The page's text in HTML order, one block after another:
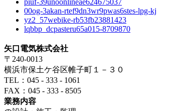
00og-3akan-rtef9dn3wr9pwas6stes-lpg-kj
yz2_57webike-rb53fb23881423
lqbbp_dcpasteru65a015-8709870
矢口電気株式会社
〒240-0013
横浜市保土ケ谷区帷子町１－３０
TEL：045 - 333 - 1061
FAX：045 - 333 - 8505
業務内容